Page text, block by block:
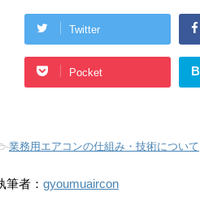
Twitter
Pocket
-業務用エアコンの仕組み・技術について
筆者： gyoumuaircon